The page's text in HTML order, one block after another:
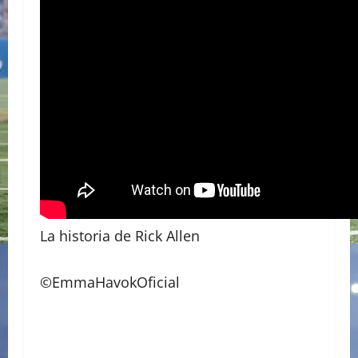
La historia de Rick Allen
©️EmmaHavokOficial